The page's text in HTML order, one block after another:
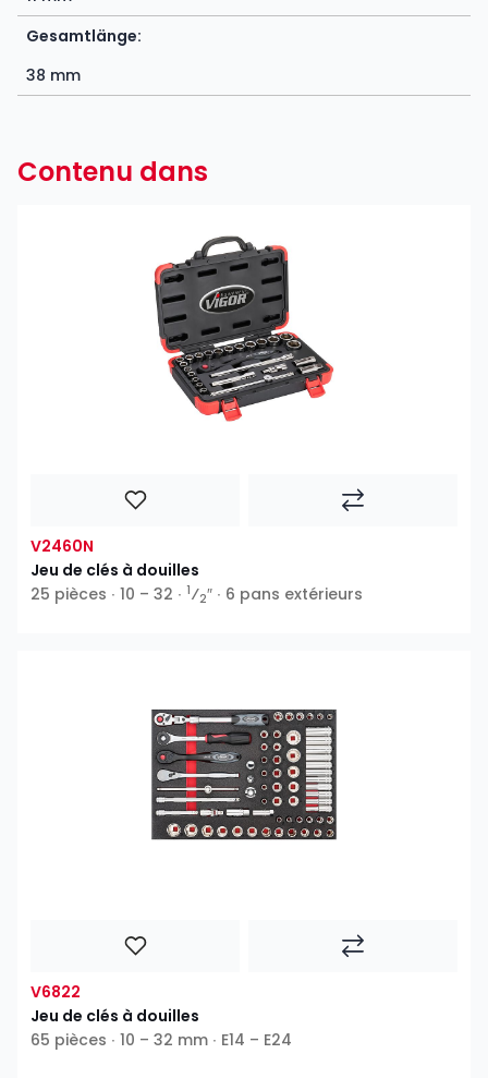
Gesamtlänge:
38 mm
Contenu dans
V2460N
Jeu de clés à douilles
25 pièces ∙ 10 – 32 ∙ 1⁄2″ ∙ 6 pans extérieurs
V6822
Jeu de clés à douilles
65 pièces ∙ 10 – 32 mm ∙ E14 – E24